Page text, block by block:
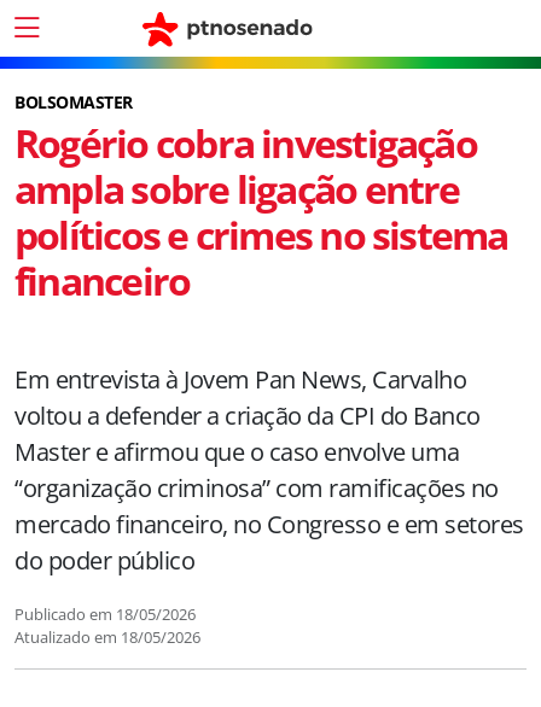
BOLSOMASTER
Rogério cobra investigação
ampla sobre ligação entre
políticos e crimes no sistema
financeiro
Em entrevista à Jovem Pan News, Carvalho
voltou a defender a criação da CPI do Banco
Master e afirmou que o caso envolve uma
“organização criminosa” com ramificações no
mercado financeiro, no Congresso e em setores
do poder público
Publicado em 18/05/2026
Atualizado em 18/05/2026